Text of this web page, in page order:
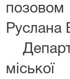
Руслана